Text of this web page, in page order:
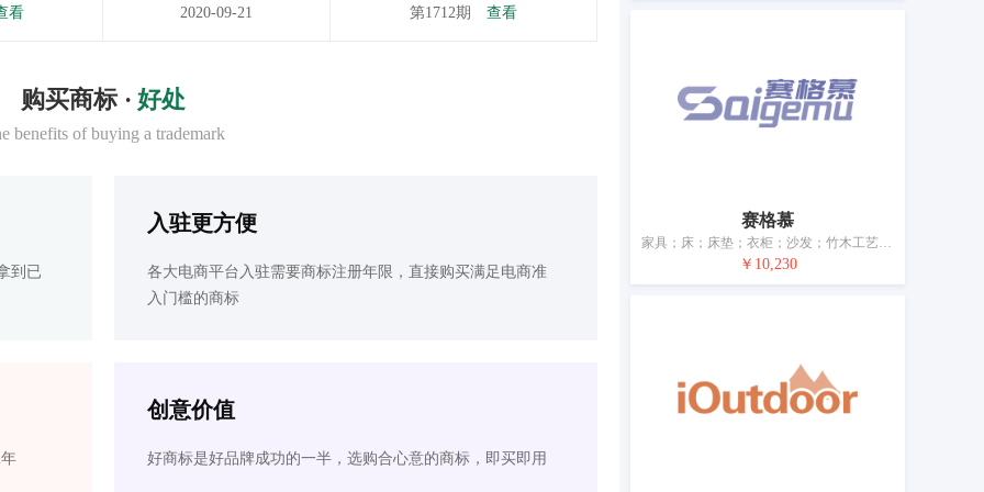
看 2020-09-21 第1712期 查看
购买商标 · 好处
benefits of buying a trademark
到已
入驻更方便
各大电商平台入驻需要商标注册年限，直接购买满足电商准
入门槛的商标
创意价值
好商标是好品牌成功的一半，选购合心意的商标，即买即用
赛格慕
家具；床；床垫；衣柜；沙发；竹木工艺品；树脂工艺品；枕头；软垫；室内窗用遮光帘（家具）
￥10,230